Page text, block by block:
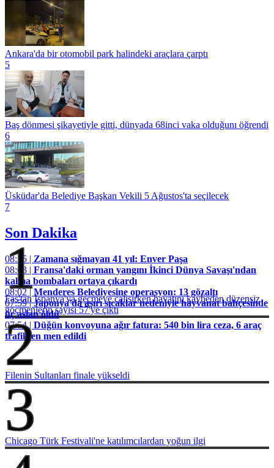
Ankara'da bir otomobil park halindeki araçlara çarptı
5
Baş dönmesi şikayetiyle gitti, dünyada 68inci vaka olduğunı öğrendi
6
Üsküdar'da Belediye Başkan Vekili 5 Ağustos'ta seçilecek
7
Son Dakika
08:15 | Zamana sığmayan 41 yıl: Enver Paşa
08:03 | Fransa'daki orman yangını İkinci Dünya Savaşı'ndan
kalma bombaları ortaya çıkardı
08:02 |Menderes Belediyesine operasyon: 13 gözaltı
07:59 |Japonya'da aşırı sıcaklar nedeniyle hayvanat bahçesinde
üç aslan öldü
07:54 | Düğün konvoyuna ağır fatura: 540 bin lira ceza, 6 araç
trafikten men edildi
1
Fas'tan İspanya'ya geçmeye çalışırken hayatını kaybeden düzensiz
göçmenlerin sayısı 57'ye çıktı
2
Filenin Sultanları finale yükseldi
3
Chicago Türk Festivali'ne katılımcılardan yoğun ilgi